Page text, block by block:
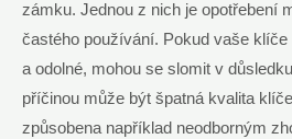
zámku. Jednou z nich je opotřebení
častého používání. Pokud vaše
a odolné, mohou se slomit v
příčinou může být špatná kvalita
způsobena například neodborným